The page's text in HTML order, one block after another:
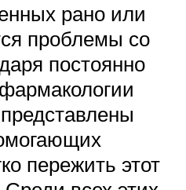
рано или
проблемы со
постоянно
пережить этот